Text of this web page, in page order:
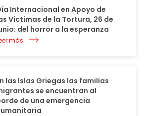
Internacional en Apoyo de
Víctimas de la Tortura, 26 de
del horror a la esperanza
más
las Islas Griegas las familias
se encuentran al
de una emergencia